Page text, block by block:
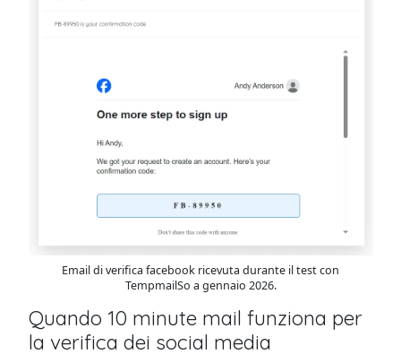
Email di verifica facebook ricevuta durante il test con
TempmailSo a gennaio 2026.
Quando 10 minute mail funziona per
la verifica dei social media